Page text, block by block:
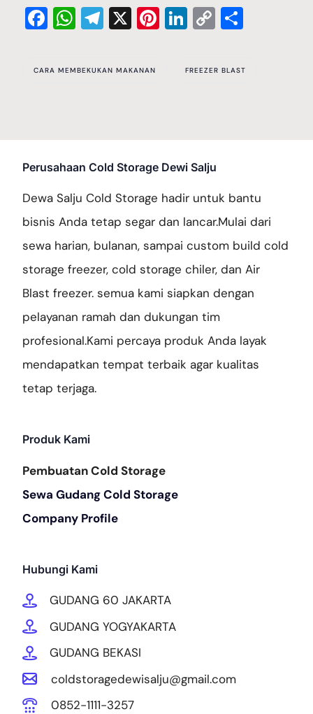
Facebook
WhatsApp
Telegram
X Pinterest
LinkedIn
Copy
CARA MEMBEKUKAN MAKANAN FREEZER BLAST
Perusahaan Cold Storage Dewi Salju
Dewa Salju Cold Storage hadir untuk bantu
bisnis Anda tetap segar dan lancar.Mulai dari
sewa harian, bulanan, sampai custom build cold
storage freezer, cold storage chiler, dan Air
Blast freezer. semua kami siapkan dengan
pelayanan ramah dan dukungan tim
profesional.Kami percaya produk Anda layak
mendapatkan tempat terbaik agar kualitas
tetap terjaga.
Produk Kami
Pembuatan Cold Storage
Sewa Gudang Cold Storage
Company Profile
Hubungi Kami
GUDANG 60 JAKARTA
GUDANG YOGYAKARTA
GUDANG BEKASI
coldstoragedewisalju@gmail.com
0852-1111-3257